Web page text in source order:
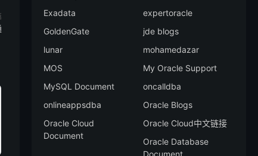
Exadata
expertoracle
GoldenGate
jde blogs
lunar
mohamedazar
MOS
My Oracle Support
MySQL Document
oncalldba
onlineappsdba
Oracle Blogs
Oracle Cloud
Document
Oracle Cloud中文链接
Oracle Database
Document